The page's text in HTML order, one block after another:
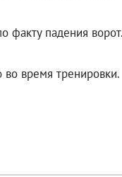
падения
время тренировки.